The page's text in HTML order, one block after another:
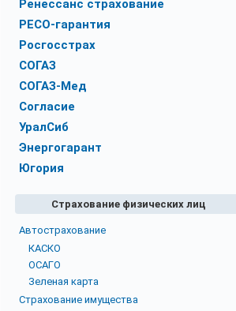
Ренессанс страхование
РЕСО-гарантия
Росгосстрах
СОГАЗ
СОГАЗ-Мед
Согласие
УралСиб
Энергогарант
Югория
Страхование физических лиц
Автострахование
КАСКО
ОСАГО
Зеленая карта
Страхование имущества